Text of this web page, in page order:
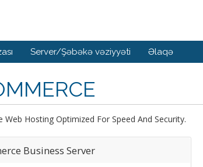
Server/Şəbəkə vəziyyəti Əlaqə
Web Hosting Optimized For Speed And Security.
Business Server